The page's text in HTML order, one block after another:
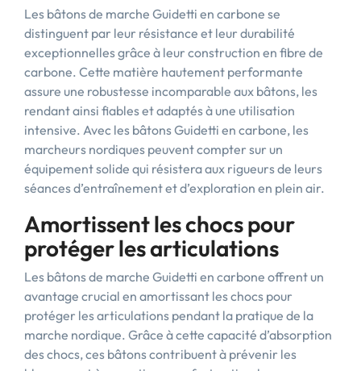
Les bâtons de marche Guidetti en carbone se
distinguent par leur résistance et leur durabilité
exceptionnelles grâce à leur construction en fibre de
carbone. Cette matière hautement performante
assure une robustesse incomparable aux bâtons, les
rendant ainsi fiables et adaptés à une utilisation
intensive. Avec les bâtons Guidetti en carbone, les
marcheurs nordiques peuvent compter sur un
équipement solide qui résistera aux rigueurs de leurs
séances d’entraînement et d’exploration en plein air.
Amortissent les chocs pour
protéger les articulations
Les bâtons de marche Guidetti en carbone offrent un
avantage crucial en amortissant les chocs pour
protéger les articulations pendant la pratique de la
marche nordique. Grâce à cette capacité d’absorption
des chocs, ces bâtons contribuent à prévenir les